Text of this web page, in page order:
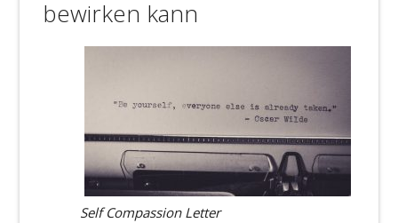
bewirken kann
Self Compassion Letter